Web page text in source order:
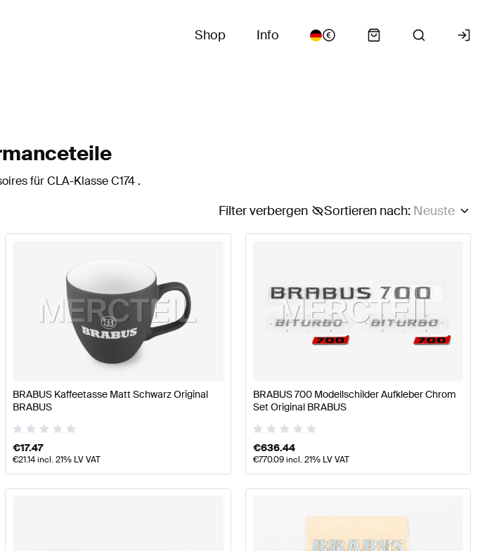
Shop Info
für CLA-Klasse C174 .
Sortieren nach: Neuste
Filter verbergen
Tuning- und Performanceteile BRABUS A-Klasse W177 Tuning- und
Mercedes-Benz CLA-Klasse C174 Tuning- und
BRABUS Kaffeetasse Matt Schwarz Original
BRABUS
€17.47
€21.14incl. 21% LV VAT
BRABUS 700 Modellschilder Aufkleber Chrom
Set Original BRABUS
€636.44
€770.09incl. 21% LV VAT